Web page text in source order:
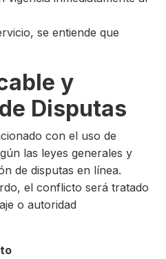
se entiende que
y
Disputas
con el uso de
las leyes generales y
de disputas en línea.
el conflicto será tratado
o autoridad